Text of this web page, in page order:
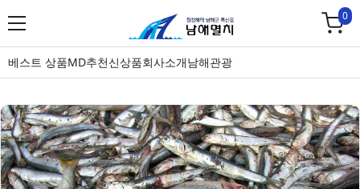
0
베스트 상품MD추천신상품회사소개남해관광